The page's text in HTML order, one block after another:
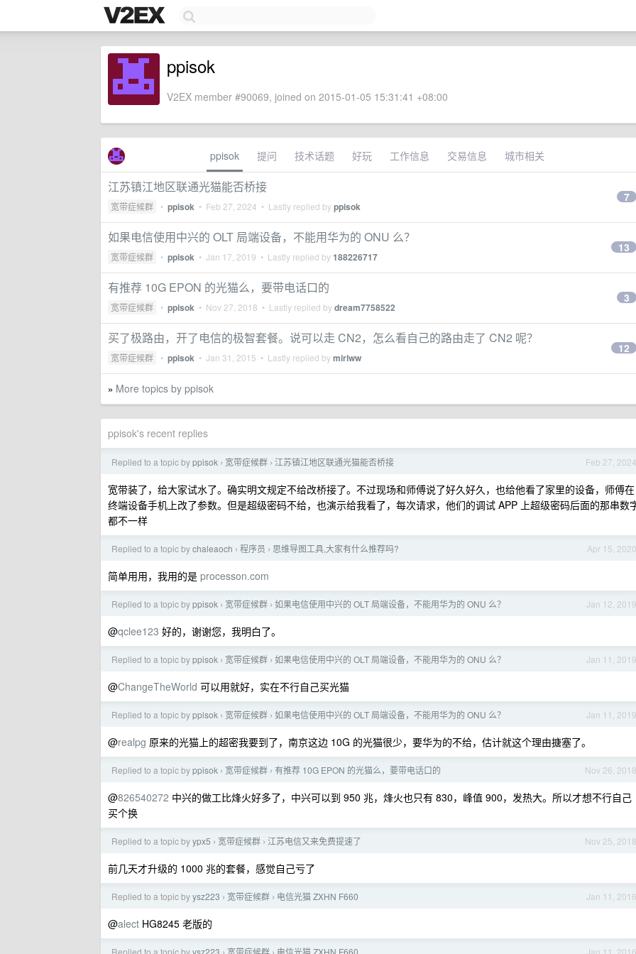
ppisok
V2EX member #90069, joined on 2015-01-05 15:31:41 +08:00
ppisok 提问 技术话题 好玩 工作信息 交易信息 城市相关
江苏镇江地区联通光猫能否桥接
宽带症候群 • ppisok • Feb 27, 2024 • Lastly replied byppisok
7
如果电信使用中兴的 OLT 局端设备，不能用华为的 ONU 么？
宽带症候群 • ppisok • Jan 17, 2019 • Lastly replied by188226717
13
有推荐 10G EPON 的光猫么，要带电话口的
宽带症候群 • ppisok • Nov 27, 2018 • Lastly replied bydream7758522
3
买了极路由，开了电信的极智套餐。说可以走 CN2，怎么看自己的路由走了 CN2 呢？
宽带症候群 • ppisok • Jan 31, 2015 • Lastly replied bymirlww
12
» More topics by ppisok
ppisok's recent replies
Feb 27, 2024
Replied to a topic byppisok › 宽带症候群 › 江苏镇江地区联通光猫能否桥接
宽带装了，给大家试水了。确实明文规定不给改桥接了。不过现场和师傅说了好久好久，也给他看了家里的设备，师傅在
终端设备手机上改了参数。但是超级密码不给，也演示给我看了，每次请求，他们的调试 APP 上超级密码后面的那串数
都不一样
Apr 15, 2020
Replied to a topic bychaleaoch › 程序员 › 思维导图工具,大家有什么推荐吗?
简单用用，我用的是 processon.com
Jan 12, 2019
Replied to a topic byppisok › 宽带症候群 › 如果电信使用中兴的 OLT 局端设备，不能用华为的 ONU 么？
@qclee123 好的，谢谢您，我明白了。
Jan 11, 2019
Replied to a topic byppisok › 宽带症候群 › 如果电信使用中兴的 OLT 局端设备，不能用华为的 ONU 么？
@ChangeTheWorld 可以用就好，实在不行自己买光猫
Jan 11, 2019
Replied to a topic byppisok › 宽带症候群 › 如果电信使用中兴的 OLT 局端设备，不能用华为的 ONU 么？
@realpg 原来的光猫上的超密我要到了，南京这边 10G 的光猫很少，要华为的不给，估计就这个理由搪塞了。
Nov 26, 2018
Replied to a topic byppisok › 宽带症候群 › 有推荐 10G EPON 的光猫么，要带电话口的
@826540272 中兴的做工比烽火好多了，中兴可以到 950 兆，烽火也只有 830，峰值 900，发热大。所以才想不行自己
买个换
Nov 25, 2018
Replied to a topic byypx5 › 宽带症候群 › 江苏电信又来免费提速了
前几天才升级的 1000 兆的套餐，感觉自己亏了
Jan 11, 2016
Replied to a topic byysz223 › 宽带症候群 › 电信光猫 ZXHN F660
@alect HG8245 老版的
Jan 11, 2016
Replied to a topic byysz223 宽带症候群 电信光猫 ZXHN F660